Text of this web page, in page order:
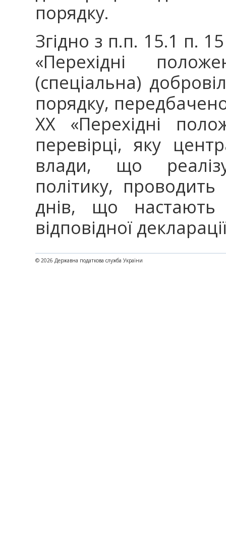
порядку.
Згідно з п.п. 15.1 п.
«Перехідні
(спеціальна)
порядку,
XX «Перехідні
перевірці, яку
влади, що
політику,
днів, що
відповідної
© 2026 Державна податкова служба України